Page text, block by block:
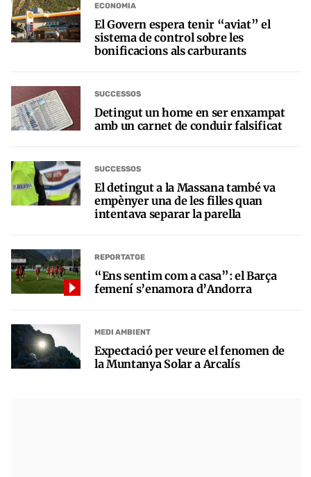
ECONOMIA
El Govern espera tenir “aviat” el
sistema de control sobre les
bonificacions als carburants
SUCCESSOS
Detingut un home en ser enxampat
amb un carnet de conduir falsificat
SUCCESSOS
El detingut a la Massana també va
empènyer una de les filles quan
intentava separar la parella
REPORTATGE
“Ens sentim com a casa”: el Barça
femení s’enamora d’Andorra
MEDI AMBIENT
Expectació per veure el fenomen de
la Muntanya Solar a Arcalís